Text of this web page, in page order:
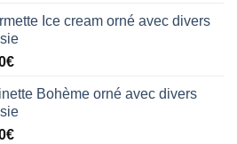
actuel
est :
19,00€.
Ice cream orné avec divers
€Le
actuel
est :
19,00€.
Bohème orné avec divers
€Le